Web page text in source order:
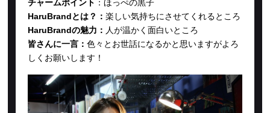
チャームポイント ：ほっぺの黒子
HaruBrandとは？：楽しい気持ちにさせてくれるところ
HaruBrandの魅力： 人が温かく面白いところ
皆さんに一言：色々とお世話になるかと思いますがよろ
しくお願いします！